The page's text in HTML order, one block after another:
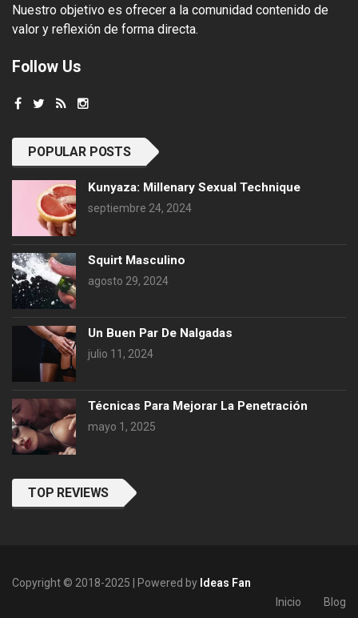
Nuestro objetivo es ofrecer a la comunidad contenido de
valor y reflexión de forma directa.
Follow Us
POPULAR POSTS
Kunyaza: Millenary Sexual Technique
septiembre 24, 2024
Squirt Masculino
agosto 29, 2024
Un Buen Par De Nalgadas
julio 11, 2024
Técnicas Para Mejorar La Penetración
mayo 1, 2025
TOP REVIEWS
Copyright © 2018-2025 | Powered by Ideas Fan
Inicio
Blog